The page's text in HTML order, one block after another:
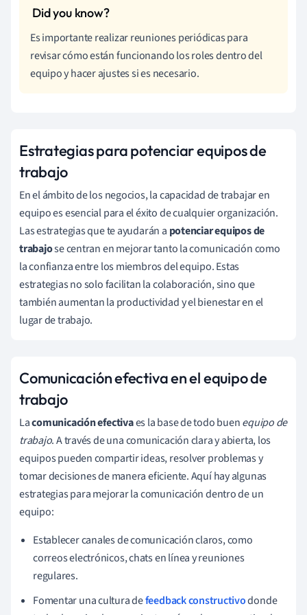
Es importante realizar reuniones periódicas para
revisar cómo están funcionando los roles dentro del
equipo y hacer ajustes si es necesario.
Estrategias para potenciar equipos de
trabajo
En el ámbito de los negocios, la capacidad de trabajar en
equipo es esencial para el éxito de cualquier organización.
Las estrategias que te ayudarán a potenciar equipos de
trabajose centran en mejorar tanto la comunicación como
la confianza entre los miembros del equipo. Estas
estrategias no solo facilitan la colaboración, sino que
también aumentan la productividad y el bienestar en el
lugar de trabajo.
Comunicación efectiva en el equipo de
trabajo
Lacomunicación efectivaes la base de todo buenequipo de
trabajo. A través de una comunicación clara y abierta, los
equipos pueden compartir ideas, resolver problemas y
tomar decisiones de manera eficiente. Aquí hay algunas
estrategias para mejorar la comunicación dentro de un
equipo:
Establecer canales de comunicación claros, como
correos electrónicos, chats en línea y reuniones
regulares.
Fomentar una cultura defeedback constructivodonde